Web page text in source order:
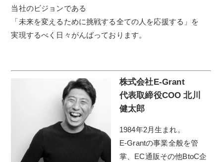
当社のビジョンである
「未来を変えるために挑戦する全ての人を応援する」を
実現するべく日々がんばっております。
株式会社E-Grant
代表取締役COO 北川
健太郎
1984年2月生まれ。
E-Grantの事業全般を管
掌、EC通販その他BtoC企